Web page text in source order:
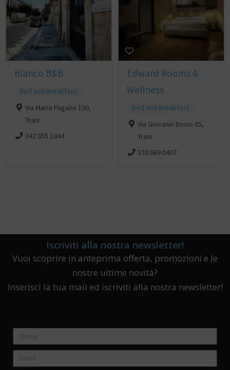
Blanco B&B
Bed and Breakfast
Via Mario Pagano 100,
Trani
342 855 1844
Edward Rooms &
Wellness
Bed and Breakfast
Via Giovanni Bovio 65,
Trani
328 069 0407
Iscriviti alla nostra newsletter!
Vuoi scoprire in anteprima offerta, promozioni e le
nostre ultime novità?
Inserisci la tua mail ed iscriviti alla nostra newsletter!